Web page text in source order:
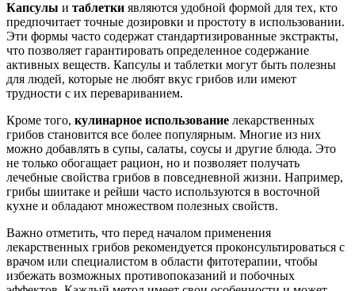
Капсулы и таблетки являются удобной формой для тех, кто
предпочитает точные дозировки и простоту в использовании.
Эти формы часто содержат стандартизированные экстракты,
что позволяет гарантировать определенное содержание
активных веществ. Капсулы и таблетки могут быть полезны
для людей, которые не любят вкус грибов или имеют
трудности с их перевариванием.
Кроме того, кулинарное использование лекарственных
грибов становится все более популярным. Многие из них
можно добавлять в супы, салаты, соусы и другие блюда. Это
не только обогащает рацион, но и позволяет получать
лечебные свойства грибов в повседневной жизни. Например,
грибы шиитаке и рейши часто используются в восточной
кухне и обладают множеством полезных свойств.
Важно отметить, что перед началом применения
лекарственных грибов рекомендуется проконсультироваться с
врачом или специалистом в области фитотерапии, чтобы
избежать возможных противопоказаний и побочных